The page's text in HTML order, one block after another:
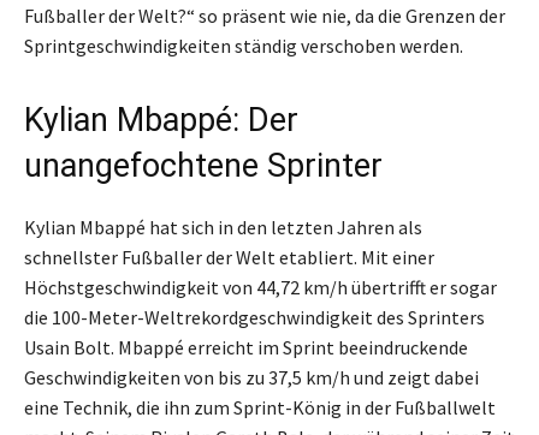
Fußballer der Welt?“ so präsent wie nie, da die Grenzen der
Sprintgeschwindigkeiten ständig verschoben werden.
Kylian Mbappé: Der
unangefochtene Sprinter
Kylian Mbappé hat sich in den letzten Jahren als
schnellster Fußballer der Welt etabliert. Mit einer
Höchstgeschwindigkeit von 44,72 km/h übertrifft er sogar
die 100-Meter-Weltrekordgeschwindigkeit des Sprinters
Usain Bolt. Mbappé erreicht im Sprint beeindruckende
Geschwindigkeiten von bis zu 37,5 km/h und zeigt dabei
eine Technik, die ihn zum Sprint-König in der Fußballwelt